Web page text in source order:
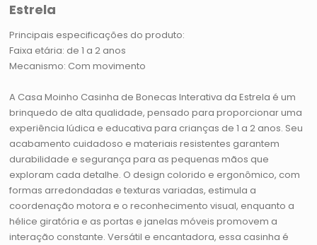
Estrela
Principais especificações do produto:
Faixa etária: de 1 a 2 anos
Mecanismo: Com movimento
A Casa Moinho Casinha de Bonecas Interativa da Estrela é um
brinquedo de alta qualidade, pensado para proporcionar uma
experiência lúdica e educativa para crianças de 1 a 2 anos. Seu
acabamento cuidadoso e materiais resistentes garantem
durabilidade e segurança para as pequenas mãos que
exploram cada detalhe. O design colorido e ergonômico, com
formas arredondadas e texturas variadas, estimula a
coordenação motora e o reconhecimento visual, enquanto a
hélice giratória e as portas e janelas móveis promovem a
interação constante. Versátil e encantadora, essa casinha é